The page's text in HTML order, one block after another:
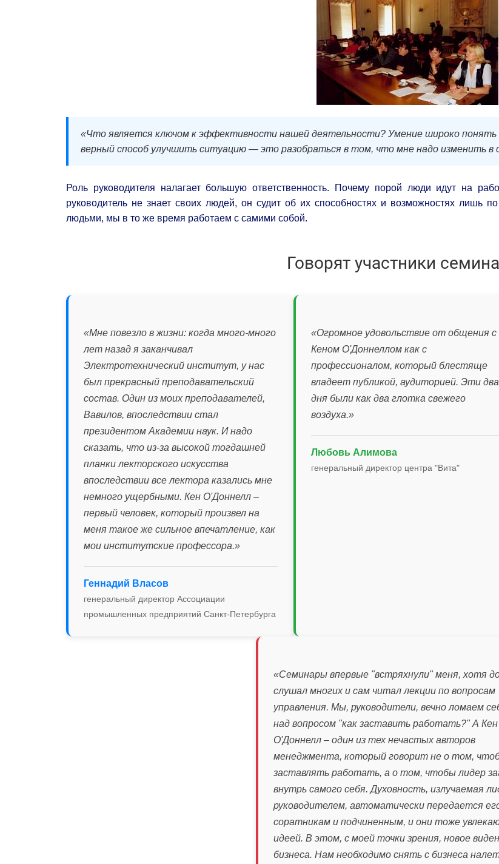
«Что является ключом к эффективности нашей деятельности? Умение широко
верный способ улучшить ситуацию — это разобраться в том, что мне надо изменить в
Роль руководителя налагает большую ответственность. Почему порой люди идут на
руководитель не знает своих людей, он судит об их способностях и возможностях лишь
людьми, мы в то же время работаем с самими собой.
Говорят участники
«Мне повезло в жизни: когда много-много
лет назад я заканчивал
Электротехнический институт, у нас
был прекрасный преподавательский
состав. Один из моих преподавателей,
Вавилов, впоследствии стал
президентом Академии наук. И надо
сказать, что из-за высокой тогдашней
планки лекторского искусства
впоследствии все лектора казались мне
немного ущербными. Кен О'Доннелл –
первый человек, который произвел на
меня такое же сильное впечатление, как
мои институтские профессора.»
Геннадий Власов
генеральный директор Ассоциации
промышленных предприятий Санкт-Петербурга
«Огромное удовольствие от общения с
Кеном О'Доннеллом как с
профессионалом, который блестяще
владеет публикой, аудиторией. Эти два
дня были как два глотка свежего
воздуха.»
Любовь Алимова
генеральный директор центра "Вита"
«Семинары впервые "встряхнули" меня, хотя
слушал многих и сам читал лекции по вопросам
управления. Мы, руководители, вечно ломаем
над вопросом "как заставить работать?" А Кен
О'Доннелл – один из тех нечастых авторов
менеджмента, который говорит не о том,
заставлять работать, а о том, чтобы лидер
внутрь самого себя. Духовность, излучаемая
руководителем, автоматически передается
соратникам и подчиненным, и они тоже
идеей. В этом, с моей точки зрения, новое
бизнеса. Нам необходимо снять с бизнеса